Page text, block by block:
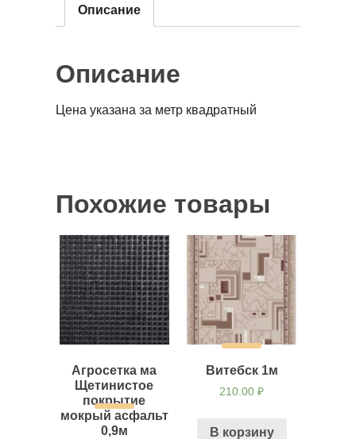
Описание
Описание
Цена указана за метр квадратный
Похожие товары
Агросетка ма
Щетинистое
покрытие
мокрый асфальт
0,9м
Витебск 1м
210.00₽
В корзину